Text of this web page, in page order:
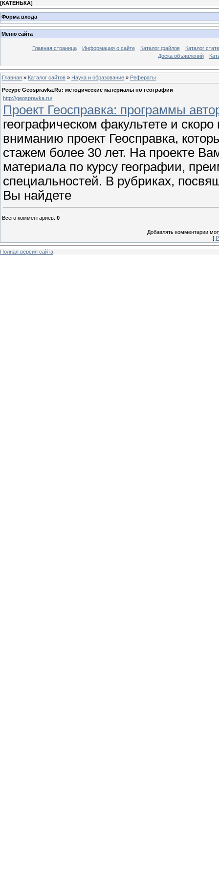
[КАТЕНЬКА]
Форма входа
Меню сайта
Главная страница Информация о сайте Каталог файлов
Каталог
Доска объявлений
Главная » Каталог сайтов » Наука и образование » Рефераты
Ресурс Geospravka.Ru: методические материалы по географии
http://geospravka.ru/
Проект Геосправка: программы
географическом факультете и
вниманию проект Геосправка,
стажем более 30 лет. На проекте
материала по курсу географии,
специальностей. В рубриках,
Вы найдете
Всего комментариев: 0
Добавлять комментарии
[
Полная версия сайта